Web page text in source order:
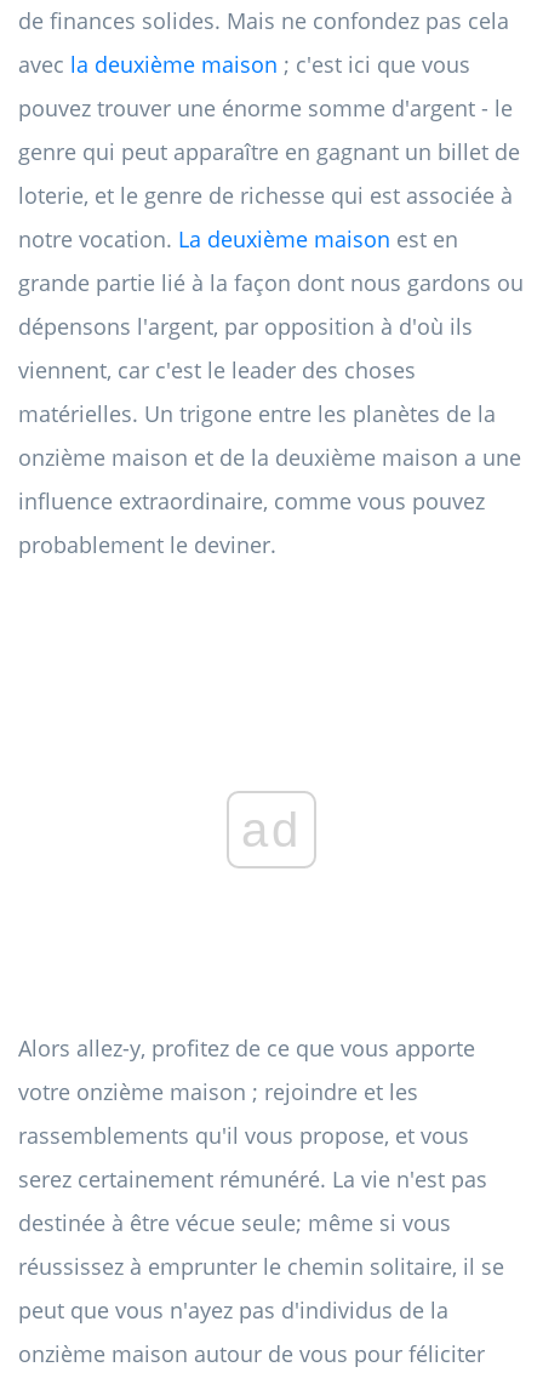
de finances solides. Mais ne confondez pas cela
avec la deuxième maison ; c'est ici que vous
pouvez trouver une énorme somme d'argent - le
genre qui peut apparaître en gagnant un billet de
loterie, et le genre de richesse qui est associée à
notre vocation. La deuxième maison est en
grande partie lié à la façon dont nous gardons ou
dépensons l'argent, par opposition à d'où ils
viennent, car c'est le leader des choses
matérielles. Un trigone entre les planètes de la
onzième maison et de la deuxième maison a une
influence extraordinaire, comme vous pouvez
probablement le deviner.
ad
Alors allez-y, profitez de ce que vous apporte
votre onzième maison ; rejoindre et les
rassemblements qu'il vous propose, et vous
serez certainement rémunéré. La vie n'est pas
destinée à être vécue seule; même si vous
réussissez à emprunter le chemin solitaire, il se
peut que vous n'ayez pas d'individus de la
onzième maison autour de vous pour féliciter